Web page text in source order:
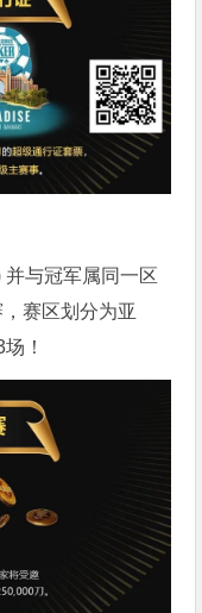
与冠军属同一区
赛区划分为亚
！